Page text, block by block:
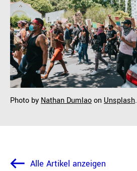
Photo by Nathan Dumlaoon Unsplash.
Alle Artikel anzeigen